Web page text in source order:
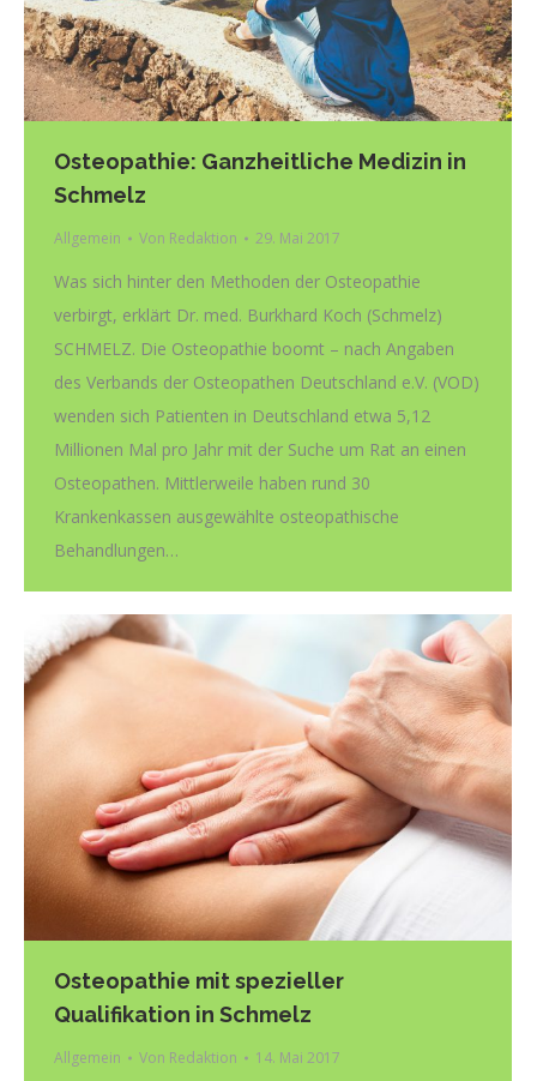
Osteopathie: Ganzheitliche Medizin in
Schmelz
Allgemein Von Redaktion 29. Mai 2017
Was sich hinter den Methoden der Osteopathie
verbirgt, erklärt Dr. med. Burkhard Koch (Schmelz)
SCHMELZ. Die Osteopathie boomt – nach Angaben
des Verbands der Osteopathen Deutschland e.V. (VOD)
wenden sich Patienten in Deutschland etwa 5,12
Millionen Mal pro Jahr mit der Suche um Rat an einen
Osteopathen. Mittlerweile haben rund 30
Krankenkassen ausgewählte osteopathische
Behandlungen…
Osteopathie mit spezieller
Qualifikation in Schmelz
Allgemein Von Redaktion 14. Mai 2017